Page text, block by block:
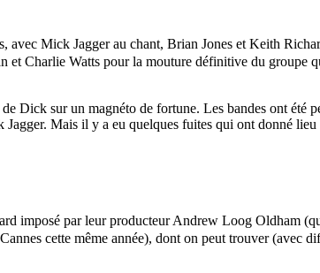
Mick Jagger au chant, Brian Jones et Keith
Charlie Watts pour la mouture définitive du groupe
Dick sur un magnéto de fortune. Les bandes ont été
Mais il y a eu quelques fuites qui ont donné
imposé par leur producteur Andrew Loog Oldham
cette même année), dont on peut trouver (avec